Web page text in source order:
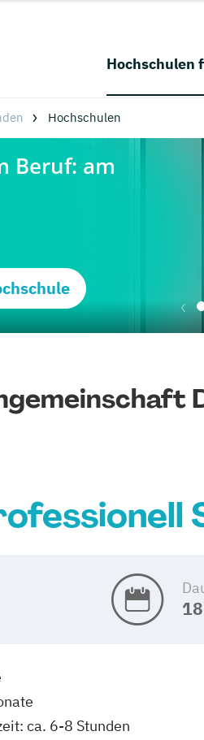
Hochschulen
Hochschulen
ca. 6-8 Stunden